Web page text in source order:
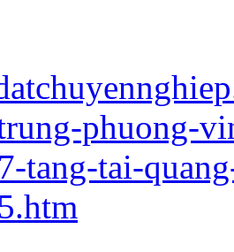
phuong-
tang-tai-